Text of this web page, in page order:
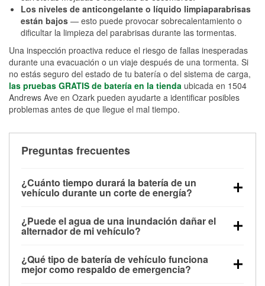
Los niveles de anticongelante o líquido limpiaparabrisas
están bajos — esto puede provocar sobrecalentamiento o
dificultar la limpieza del parabrisas durante las tormentas.
Una inspección proactiva reduce el riesgo de fallas inesperadas
durante una evacuación o un viaje después de una tormenta. Si
no estás seguro del estado de tu batería o del sistema de carga,
las pruebas GRATIS de batería en la tienda ubicada en 1504
Andrews Ave en Ozark pueden ayudarte a identificar posibles
problemas antes de que llegue el mal tiempo.
Preguntas frecuentes
¿Cuánto tiempo durará la batería de un
vehículo durante un corte de energía?
alimentar pequeños accesorios durante un tiempo
limitado, pero el uso repetido sin conducir el vehículo
contar con un equipo de carga de respaldo para
cortes prolongados.
¿Puede el agua de una inundación dañar el
alternador de mi vehículo?
parte baja del compartimento del motor y pueden
dañarse si se sumergen, lo que puede provocar una
¿Qué tipo de batería de vehículo funciona
mejor como respaldo de emergencia?